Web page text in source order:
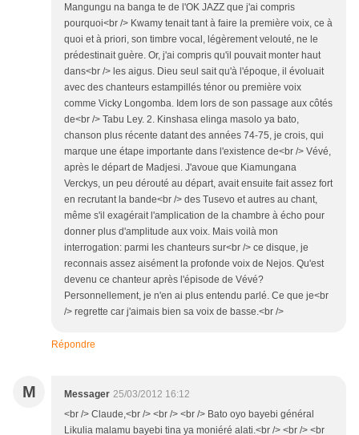
Mangungu na banga te de l'OK JAZZ que j'ai compris
pourquoi<br /> Kwamy tenait tant à faire la première voix, ce à
quoi et à priori, son timbre vocal, légèrement velouté, ne le
prédestinait guère. Or, j'ai compris qu'il pouvait monter haut
dans<br /> les aigus. Dieu seul sait qu'à l'époque, il évoluait
avec des chanteurs estampillés ténor ou première voix
comme Vicky Longomba. Idem lors de son passage aux côtés
de<br /> Tabu Ley. 2. Kinshasa elinga masolo ya bato,
chanson plus récente datant des années 74-75, je crois, qui
marque une étape importante dans l'existence de<br /> Vévé,
après le départ de Madjesi. J'avoue que Kiamungana
Verckys, un peu dérouté au départ, avait ensuite fait assez fort
en recrutant la bande<br /> des Tusevo et autres au chant,
même s'il exagérait l'amplication de la chambre à écho pour
donner plus d'amplitude aux voix. Mais voilà mon
interrogation: parmi les chanteurs sur<br /> ce disque, je
reconnais assez aisément la profonde voix de Nejos. Qu'est
devenu ce chanteur après l'épisode de Vévé?
Personnellement, je n'en ai plus entendu parlé. Ce que je<br
/> regrette car j'aimais bien sa voix de basse.<br />
Répondre
M Messager 25/03/2012 16:12
<br /> Claude,<br /> <br /> <br /> Bato oyo bayebi général
Likulia malamu bayebi tina ya moniéré alati.<br /> <br /> <br